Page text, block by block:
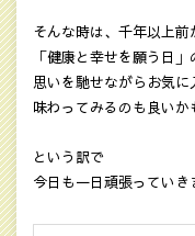
そんな時は、千年以上前
「健康と幸せを願う日」
思いを馳せながらお気に
味わってみるのも良いか
という訳で
今日も一日頑張っていき